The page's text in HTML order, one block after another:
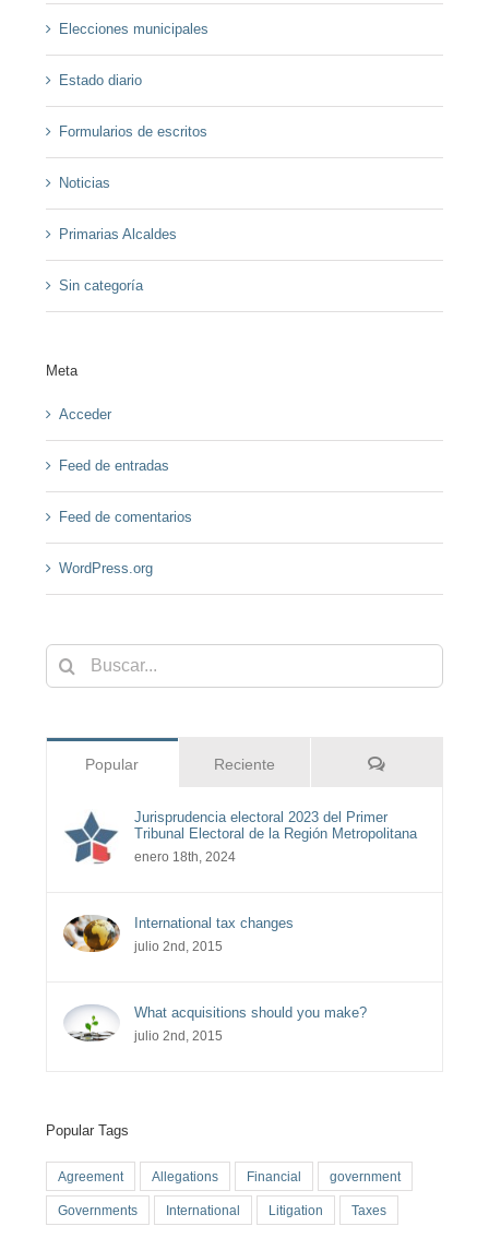
Elecciones municipales
Estado diario
Formularios de escritos
Noticias
Primarias Alcaldes
Sin categoría
Meta
Acceder
Feed de entradas
Feed de comentarios
WordPress.org
Buscar:
Popular Reciente Comentarios
Jurisprudencia electoral 2023 del Primer
Tribunal Electoral de la Región Metropolitana
enero 18th, 2024
International tax changes
julio 2nd, 2015
What acquisitions should you make?
julio 2nd, 2015
Popular Tags
Agreement Allegations Financial government
Governments International Litigation Taxes